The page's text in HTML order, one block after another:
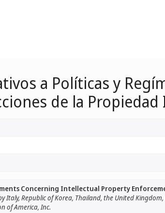
a Políticas y
de la
Concerning Intellectual Property
Italy, Republic of Korea, Thailand, the United
of America, Inc.